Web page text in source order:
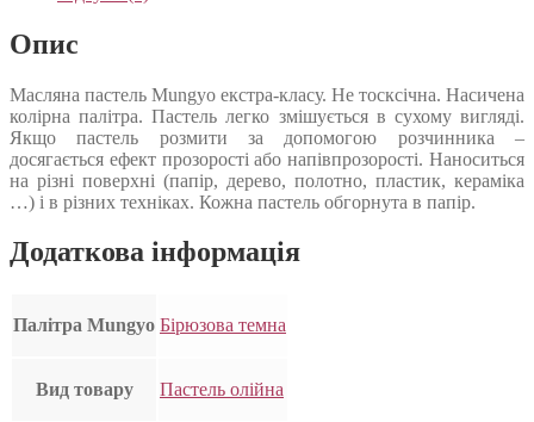
Опис
Масляна пастель Mungyo екстра-класу. Не тосксічна. Насичена
колірна палітра. Пастель легко змішується в сухому вигляді.
Якщо пастель розмити за допомогою розчинника –
досягається ефект прозорості або напівпрозорості. Наноситься
на різні поверхні (папір, дерево, полотно, пластик, кераміка
…) і в різних техніках. Кожна пастель обгорнута в папір.
Додаткова інформація
Палітра Mungyo Бірюзова темна
Вид товару Пастель олійна